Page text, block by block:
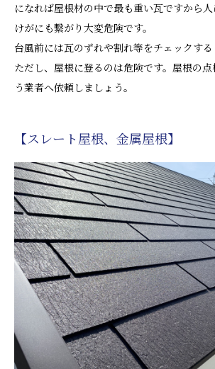
になれば屋根材の中で最も重い瓦ですから
けがにも繋がり大変危険です。
台風前には瓦のずれや割れ等をチェックする
ただし、屋根に登るのは危険です。屋根の
う業者へ依頼しましょう。
【スレート屋根、金属屋根】